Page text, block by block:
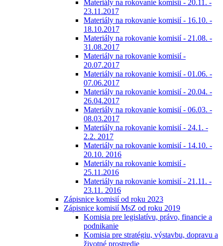
Materiály na rokovanie komisií - 20.11. -
23.11.2017
Materiály na rokovanie komisií - 16.10. -
18.10.2017
Materiály na rokovanie komisií - 21.08. -
31.08.2017
Materiály na rokovanie komisií -
20.07.2017
Materiály na rokovanie komisií - 01.06. -
07.06.2017
Materiály na rokovanie komisií - 20.04. -
26.04.2017
Materiály na rokovanie komisií - 06.03. -
08.03.2017
Materiály na rokovanie komisií - 24.1. -
2.2. 2017
Materiály na rokovanie komisií - 14.10. -
20.10. 2016
Materiály na rokovanie komisií -
25.11.2016
Materiály na rokovanie komisií - 21.11. -
23.11. 2016
Zápisnice komisií od roku 2023
Zápisnice komisií MsZ od roku 2019
Komisia pre legislatívu, právo, financie a
podnikanie
Komisia pre stratégiu, výstavbu, dopravu a
životné prostredie